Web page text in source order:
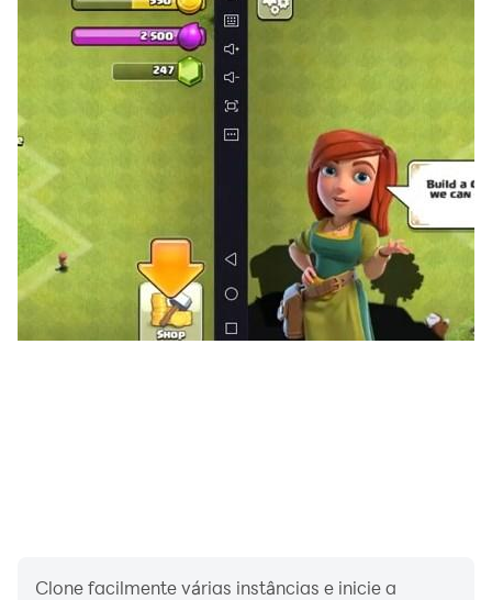
最大18人のウマ娘が1着を目指してレースに挑みます！本
物さながらの臨場感溢れる実況とともに担当ウマ娘の勝利
を見届けましょう！
さらに、レースに勝ったウマ娘に待つのは「ウイニングラ
イブ」！様々な楽曲と演出がウマ娘のライブパフォーマン
スを盛り上げます！
◆公式X
https://x.com/uma_musu
◆公式サイト
https://umamusume.jp/
Clone facilmente várias instâncias e inicie a